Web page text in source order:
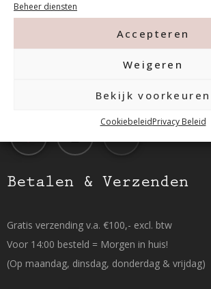
Beheer diensten
Accepteren
Weigeren
Bekijk voorkeuren
CookiebeleidPrivacy Beleid
Tanthofdreef 7 2623 EW Delft
Betalen & Verzenden
Gratis verzending v.a. €100,- excl. btw
Voor 14:00 besteld = Morgen in huis!
(Op maandag, dinsdag, donderdag & vrijdag)